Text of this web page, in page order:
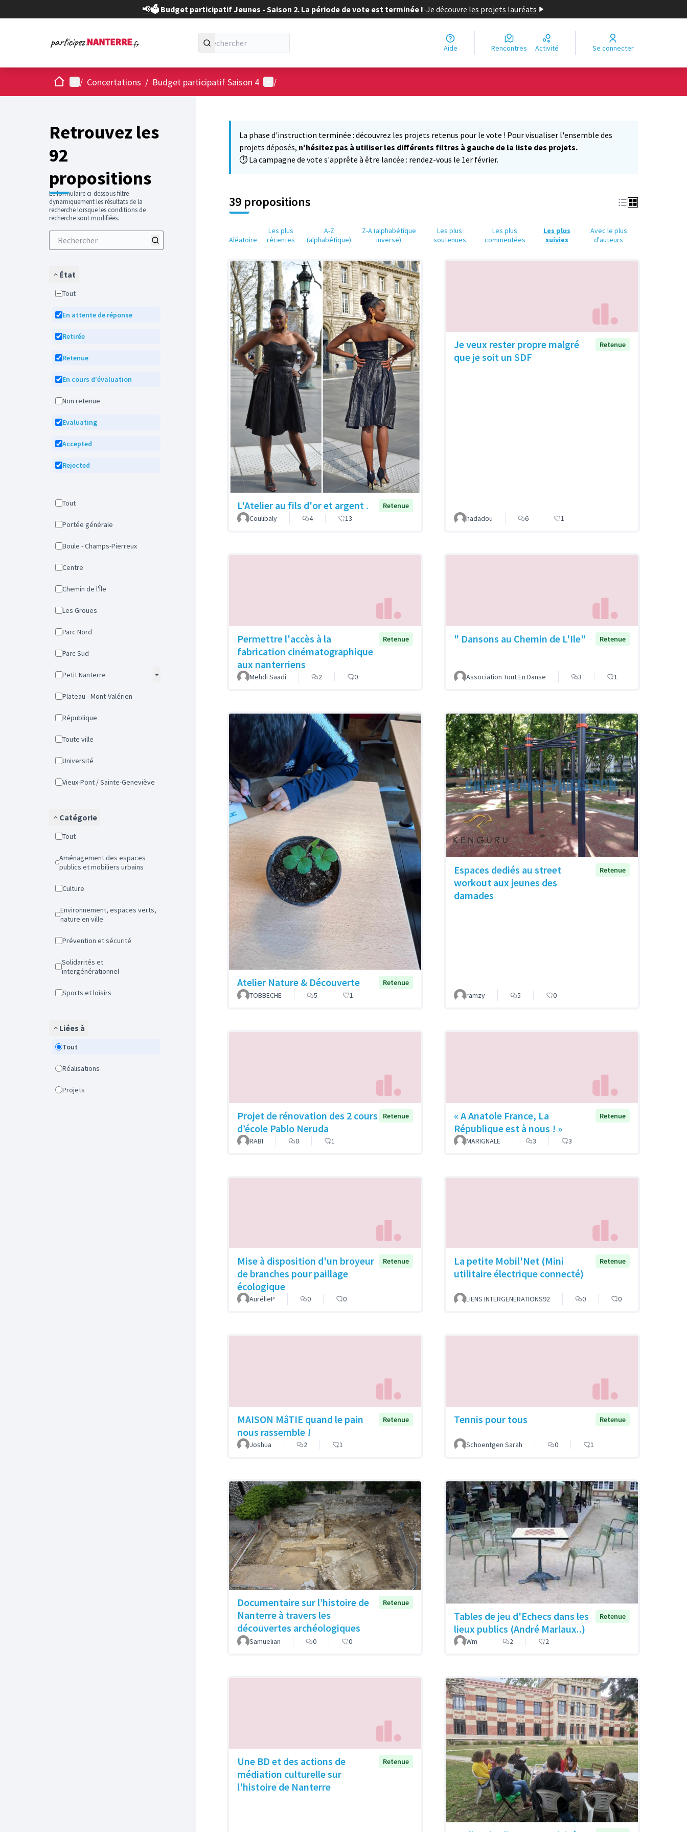
📢🗳️ Budget participatif Jeunes - Saison 2. La période de vote est terminée !-Je découvre les projets lauréats
Aide Rencontres Activité Se connecter
AccueilMenu principal
/ Concertations / Budget participatif Saison 4 Menu utilisateur
/
Retrouvez les
92
propositions
Le formulaire ci-dessous filtre
dynamiquement les résultats de la
recherche lorsque les conditions de
recherche sont modifiées.
État
Tout
En attente de réponse
Retirée
Retenue
En cours d'évaluation
Non retenue
Evaluating
Accepted
Rejected
Tout
Portée générale
Boule - Champs-Pierreux
Centre
Chemin de l'Île
Les Groues
Parc Nord
Parc Sud
Petit Nanterre
Plateau - Mont-Valérien
République
Toute ville
Université
Vieux-Pont / Sainte-Geneviève
Catégorie
Tout
Aménagement des espaces
publics et mobiliers urbains
Culture
Environnement, espaces verts,
nature en ville
Prévention et sécurité
Solidarités et
intergénérationnel
Sports et loisirs
Liées à
Tout
Réalisations
Projets
La phase d'instruction terminée : découvrez les projets retenus pour le vote ! Pour visualiser l'ensemble des
projets déposés, n'hésitez pas à utiliser les différents filtres à gauche de la liste des projets.
⏱️ La campagne de vote s'apprête à être lancée : rendez-vous le 1er février.
39 propositions
Aléatoire
Les plus
récentes
A-Z
(alphabétique)
Z-A (alphabétique
inverse)
Les plus
soutenues
Les plus
commentées
Les plus
suivies
Avec le plus
d'auteurs
L'Atelier au fils d'or et argent .
Retenue
Coulibaly
4 13
Je veux rester propre malgré
que je soit un SDF
Retenue
hadadou 6 1
Permettre l'accès à la
fabrication cinématographique
aux nanterriens
Retenue
Mehdi Saadi 2 0
" Dansons au Chemin de L'Ile" Retenue
Association Tout En Danse 3 1
Atelier Nature & Découverte
Retenue
TOBBECHE
5 1
Espaces dediés au street
workout aux jeunes des
damades
Retenue
ramzy 5 0
Projet de rénovation des 2 cours
d’école Pablo Neruda
Retenue
RABI 0 1
« A Anatole France, La
République est à nous ! »
Retenue
MARIGNALE 3 3
Mise à disposition d'un broyeur
de branches pour paillage
écologique
Retenue
AurélieP 0 0
La petite Mobil'Net (Mini
utilitaire électrique connecté)
Retenue
LIENS INTERGENERATIONS92 0 0
MAISON MâTIE quand le pain
nous rassemble !
Retenue
Joshua 2 1
Tennis pour tous Retenue
Schoentgen Sarah 0 1
Documentaire sur l’histoire de
Nanterre à travers les
découvertes archéologiques
Retenue
Samuelian 0 0
Tables de jeu d'Echecs dans les
lieux publics (André Marlaux..)
Retenue
Wm 2 2
Une BD et des actions de
médiation culturelle sur
l'histoire de Nanterre
Retenue